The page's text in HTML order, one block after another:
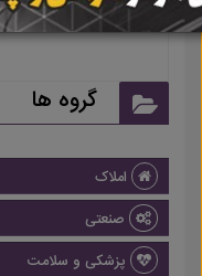
گروه ها
املاک
صنعتی
پزشکی و سلامت